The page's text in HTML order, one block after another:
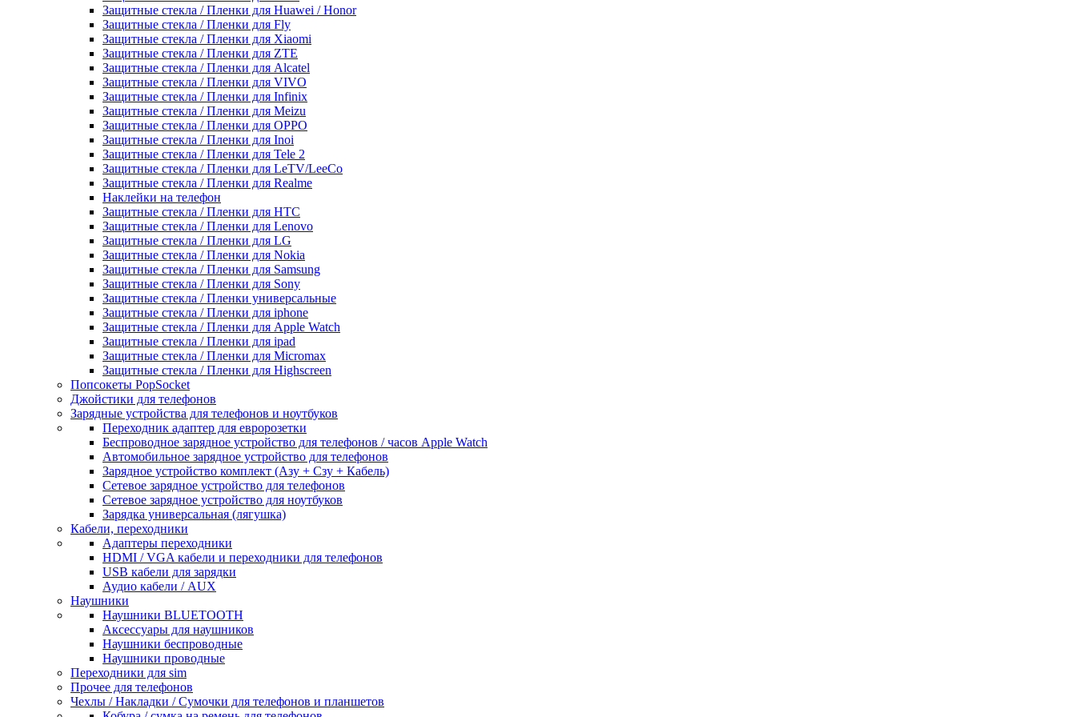
Защитные стекла / Пленки для Huawei / Honor
Защитные стекла / Пленки для Fly
Защитные стекла / Пленки для Xiaomi
Защитные стекла / Пленки для ZTE
Защитные стекла / Пленки для Alcatel
Защитные стекла / Пленки для VIVO
Защитные стекла / Пленки для Infinix
Защитные стекла / Пленки для Meizu
Защитные стекла / Пленки для OPPO
Защитные стекла / Пленки для Inoi
Защитные стекла / Пленки для Tele 2
Защитные стекла / Пленки для LeTV/LeeCo
Защитные стекла / Пленки для Realme
Наклейки на телефон
Защитные стекла / Пленки для HTC
Защитные стекла / Пленки для Lenovo
Защитные стекла / Пленки для LG
Защитные стекла / Пленки для Nokia
Защитные стекла / Пленки для Samsung
Защитные стекла / Пленки для Sony
Защитные стекла / Пленки универсальные
Защитные стекла / Пленки для iphone
Защитные стекла / Пленки для Apple Watch
Защитные стекла / Пленки для ipad
Защитные стекла / Пленки для Micromax
Защитные стекла / Пленки для Highscreen
Попсокеты PopSocket
Джойстики для телефонов
Зарядные устройства для телефонов и ноутбуков
Переходник адаптер для евророзетки
Беспроводное зарядное устройство для телефонов / часов Apple Watch
Автомобильное зарядное устройство для телефонов
Зарядное устройство комплект (Азу + Сзу + Кабель)
Сетевое зарядное устройство для телефонов
Сетевое зарядное устройство для ноутбуков
Зарядка универсальная (лягушка)
Кабели, переходники
Адаптеры переходники
HDMI / VGA кабели и переходники для телефонов
USB кабели для зарядки
Аудио кабели / AUX
Наушники
Наушники BLUETOOTH
Аксессуары для наушников
Наушники беспроводные
Наушники проводные
Переходники для sim
Прочее для телефонов
Чехлы / Накладки / Сумочки для телефонов и планшетов